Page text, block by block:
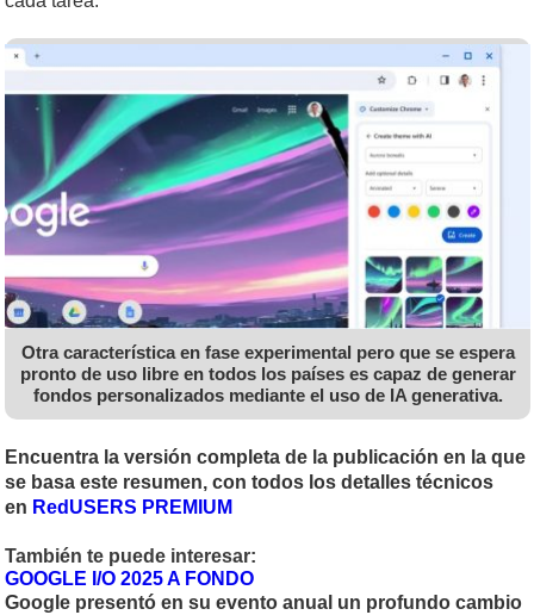
Otra característica en fase experimental pero que se espera
pronto de uso libre en todos los países es capaz de generar
fondos personalizados mediante el uso de IA generativa.
Encuentra la versión completa de la publicación en la que
se basa este resumen, con todos los detalles técnicos
en RedUSERS PREMIUM
También te puede interesar:
GOOGLE I/O 2025 A FONDO
Google presentó en su evento anual un profundo cambio